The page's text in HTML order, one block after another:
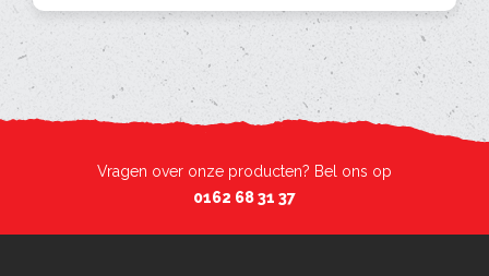
Vragen over onze producten? Bel ons op
0162 68 31 37